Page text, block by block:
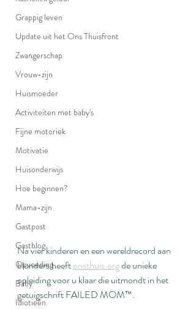
Grappig leven
Update uit het Ons Thuisfront
Zwangerschap
Vrouw-zijn
Huismoeder
Activiteiten met baby's
Fijne motoriek
Motivatie
Huisonderwijs
Hoe beginnen?
Mama-zijn
Gastpost
Gastblog
Opvoeding
Baby
Idiotieën
Na vier kinderen en een wereldrecord aan
blunders heeft onsthuis.org de unieke
opleiding voor u klaar die uitmondt in het
getuigschrift FAILED MOM™.